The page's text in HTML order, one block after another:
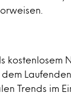
kostenlosem
dem
Trends im